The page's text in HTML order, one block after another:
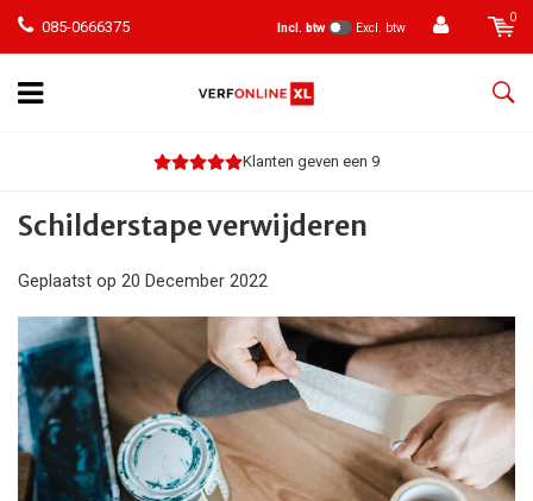
085-0666375 Incl. btw Excl. btw
0
Klanten geven een 9
Schilderstape verwijderen
Geplaatst op 20 December 2022